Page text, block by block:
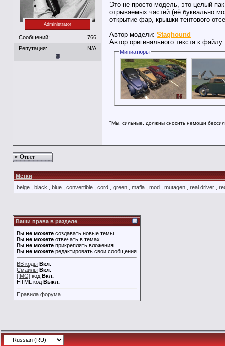
Administrator
Сообщений:
766
Репутация:
N/A
Это не просто модель, это целый
отрываемых частей (её буквально
открытие фар, крышки тентового
Автор модели: Staghound
Автор оригинального текста к
Миниатюры
"Мы, сильные, должны сносить немощи
Ответ
Метки
beige
black blue convertible cord green mafia mod mutagen real driver
Ваши права в разделе
Вы не можете создавать новые темы
Вы не можете отвечать в темах
Вы не можете прикреплять вложения
Вы не можете редактировать свои сообщения
BB коды Вкл.
Смайлы Вкл.
[IMG] код Вкл.
HTML код Выкл.
Правила форума